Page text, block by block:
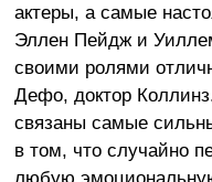
актеры, а самые
Эллен Пейдж и
своими ролями
Дефо, доктор
связаны самые
в том, что случайно